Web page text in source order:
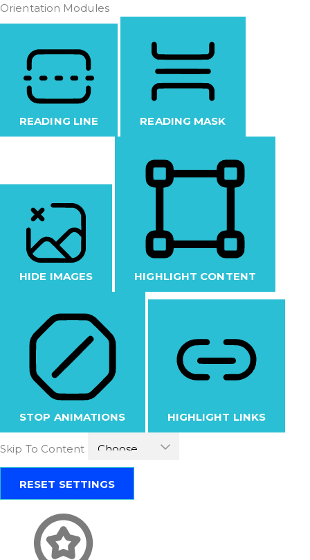
Orientation Modules
READING LINE READING MASK
HIDE IMAGES HIGHLIGHT CONTENT
STOP ANIMATIONS HIGHLIGHT LINKS
Skip To Content
RESET SETTINGS